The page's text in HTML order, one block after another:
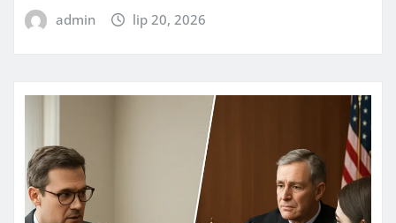
admin lip 20, 2026